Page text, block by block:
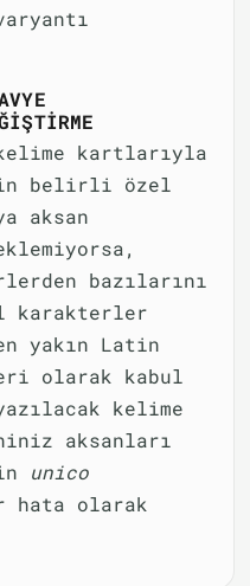
kartlarıyla
belirli özel
aksan
bazılarını
karakterler
yakın Latin
olarak kabul
kelime
aksanları
unico
hata olarak